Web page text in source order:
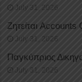
July 31, 2026
Ζητείται Accounts
July 31, 2026
Παγκύπριος
July 31, 2026